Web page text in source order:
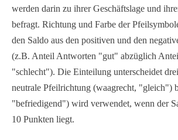
werden darin zu ihrer Geschäftslage und
befragt. Richtung und Farbe der
den Saldo aus den positiven und den
(z.B. Anteil Antworten "gut" abzüglich
"schlecht"). Die Einteilung unterscheidet
neutrale Pfeilrichtung (waagrecht, "gleich")
"befriedigend") wird verwendet, wenn der
10 Punkten liegt.